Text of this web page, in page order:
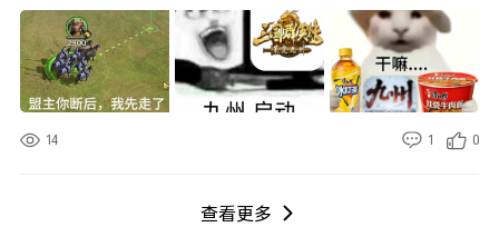
扛，数次濒临失守。危难之际，盟友【天启楼】毅然奔赴支援，抽调精锐跨越
州界奔赴前线，合力稳
们的脑洞大作！ ——以下内容来自玩家投稿，不代表官方立场 赛道一：表情包
展示 大家亲手创作的三国趣味表情包，藏着各式各样的脑洞与笑点，征战九州
日常聊天、同盟团战都少不了表情包加持，下面主公的表情包每一张九妹都想
会，我就先走啦~ 投稿二：九州启动 投稿主公：varick 九妹锐评： 所有人现
三件套！ 赛道二：武将皮肤设计分享 除了表情包投稿，各位主公制作的武将
14 1 0
查看更多